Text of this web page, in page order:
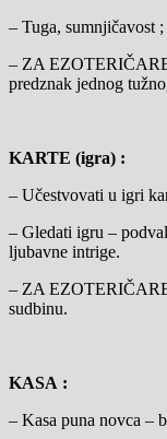
– Tuga, sumnjičavost ;
– ZA
predznak jednog
KARTE (igra) :
– Učestvovati u igri
– Gledati igru –
ljubavne intrige.
– ZA
sudbinu.
KASA :
– Kasa puna novca –